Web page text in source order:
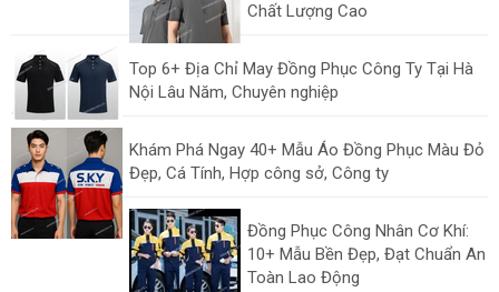
Chất Lượng Cao
Top 6+ Địa Chỉ May Đồng Phục Công Ty Tại Hà
Nội Lâu Năm, Chuyên nghiệp
Khám Phá Ngay 40+ Mẫu Áo Đồng Phục Màu Đỏ
Đẹp, Cá Tính, Hợp công sở, Công ty
Đồng Phục Công Nhân Cơ Khí:
10+ Mẫu Bền Đẹp, Đạt Chuẩn An
Toàn Lao Động